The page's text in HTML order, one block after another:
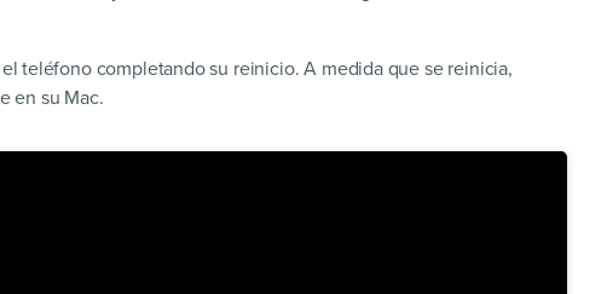
teléfono completando su reinicio. A medida que se reinicia,
en su Mac.